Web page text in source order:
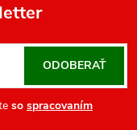
so spracovaním
ODOBERAŤ